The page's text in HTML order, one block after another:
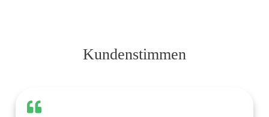
Kundenstimmen